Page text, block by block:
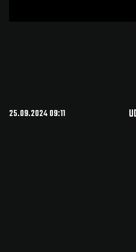
25.09.2024 09:11